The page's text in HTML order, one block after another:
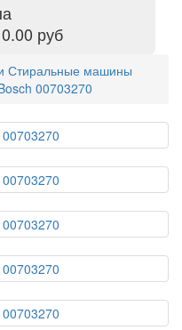
руб
Стиральные машины
00703270